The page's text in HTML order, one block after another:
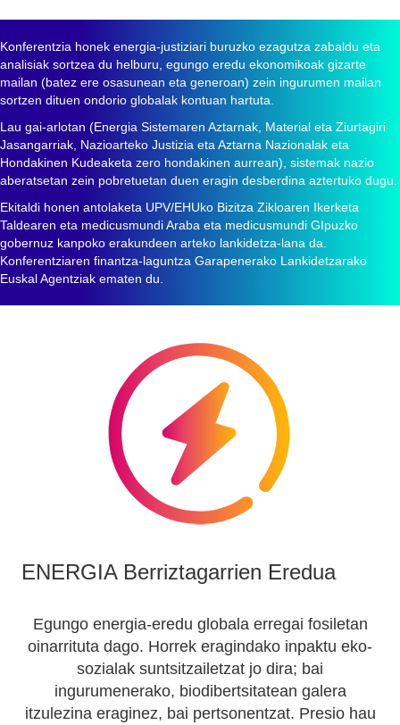
Konferentzia honek energia-justiziari buruzko ezagutza zabaldu eta
analisiak sortzea du helburu, egungo eredu ekonomikoak gizarte
mailan (batez ere osasunean eta generoan) zein ingurumen mailan
sortzen dituen ondorio globalak kontuan hartuta.
Lau gai-arlotan (Energia Sistemaren Aztarnak, Material eta Ziurtagiri
Jasangarriak, Nazioarteko Justizia eta Aztarna Nazionalak eta
Hondakinen Kudeaketa zero hondakinen aurrean), sistemak nazio
aberatsetan zein pobretuetan duen eragin desberdina aztertuko dugu.
Ekitaldi honen antolaketa UPV/EHUko Bizitza Zikloaren Ikerketa
Taldearen eta medicusmundi Araba eta medicusmundi GIpuzko
gobernuz kanpoko erakundeen arteko lankidetza-lana da.
Konferentziaren finantza-laguntza Garapenerako Lankidetzarako
Euskal Agentziak ematen du.
ENERGIA Berriztagarrien Eredua
Egungo energia-eredu globala erregai fosiletan
oinarrituta dago. Horrek eragindako inpaktu eko-
sozialak suntsitzailetzat jo dira; bai
ingurumenerako, biodibertsitatean galera
itzulezina eraginez, bai pertsonentzat. Presio hau